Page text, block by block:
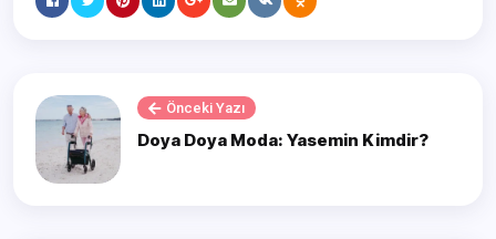
Önceki Yazı
Doya Doya Moda: Yasemin Kimdir?